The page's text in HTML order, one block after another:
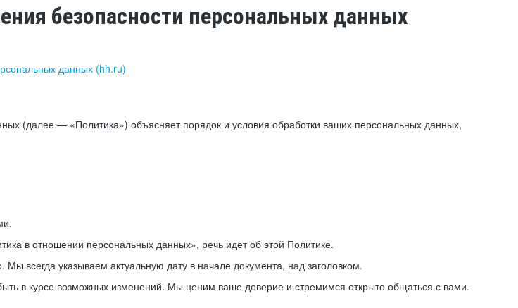
безопасности персональных данных
данных (hh.ru)
(далее — «Политика») объясняет порядок и условия обработки ваших персональных данных,
в отношении персональных данных», речь идет об этой Политике.
всегда указываем актуальную дату в начале документа, над заголовком.
в курсе возможных изменений. Мы ценим ваше доверие и стремимся открыто общаться с вами.